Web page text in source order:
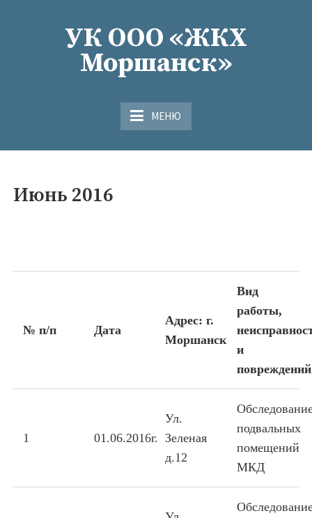
содержимомуУК ООО «ЖКХ
Моршанск»
МЕНЮ
Июнь 2016
№ п/п Дата
Адрес: г.
Моршанск
Вид
работы,
и
повреждений
1 01.06.2016г.
Ул.
Зеленая
д.12
подвальных
помещений
МКД